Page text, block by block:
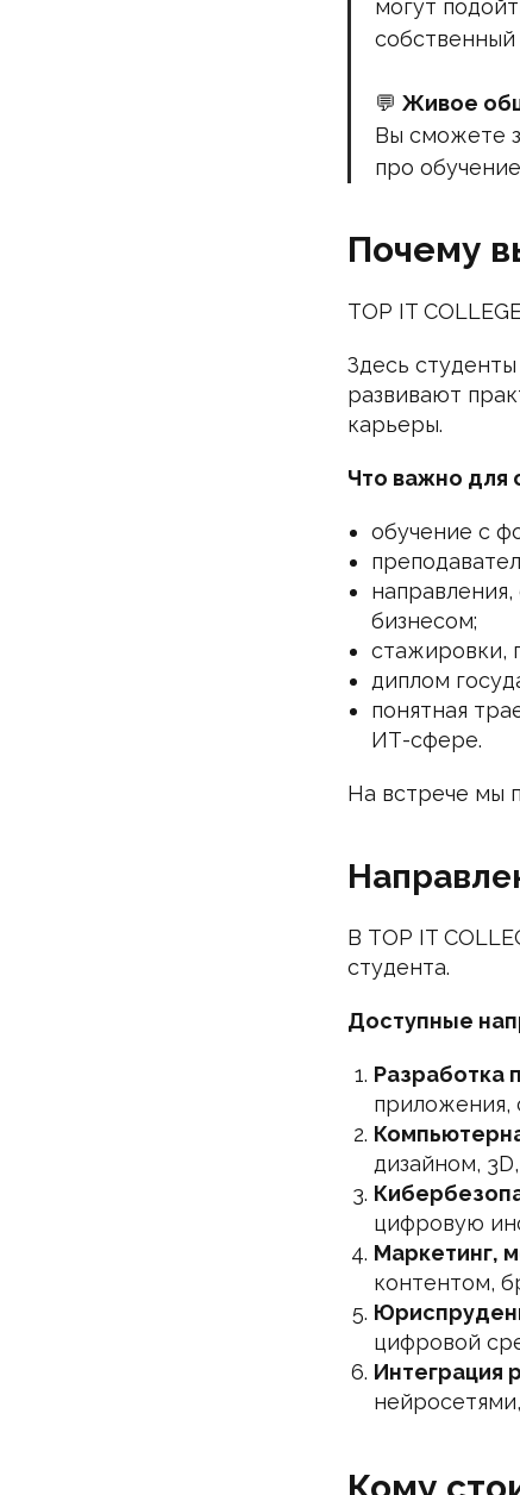
могут
💬 Живое
Вы сможете
про
Почему
TOP IT
Здесь
развивают
карьеры.
Что важно для
обучение с
бизнесом;
стажировки,
диплом
понятная
ИТ-сфере.
На встрече мы
В TOP IT
студента.
Доступные
Разработка
приложения,
дизайном,
цифровую
Маркетинг,
контентом,
цифровой
Интеграция
Кому